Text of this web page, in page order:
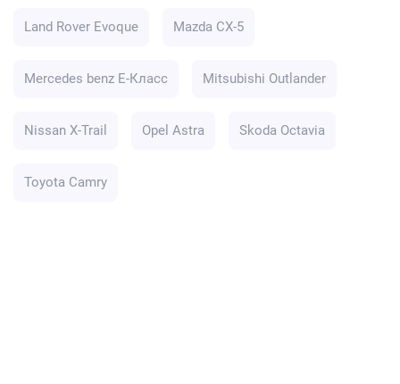
Land Rover Evoque Mazda CX-5
Mercedes benz E-Класс Mitsubishi Outlander
Nissan X-Trail Opel Astra Skoda Octavia
Toyota Camry